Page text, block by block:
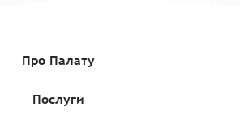
Про Палату
Послуги
пропозиції»Компанія «Capital Trade»